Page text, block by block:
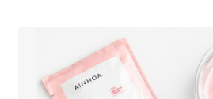
SALON INRICHTING